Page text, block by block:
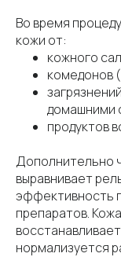
Во время
кожи от:
кожного
комедонов
домашними
продуктов
Дополнительно
выравнивает
эффективность
препаратов.
нормализуется